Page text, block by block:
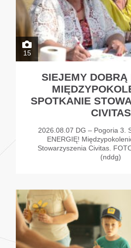
15
SIEJEMY DOBRĄ
SPOTKANIE
CIVITAS
2026.08.07 DG – Pogoria 3.
ENERGIĘ!
Stowarzyszenia Civitas.
(nddg)